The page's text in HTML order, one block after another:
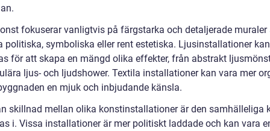
fokuserar vanligtvis på färgstarka och detaljerade muraler
politiska, symboliska eller rent estetiska. Ljusinstallationer kan
för att skapa en mängd olika effekter, från abstrakt
ljus- och ljudshower. Textila installationer kan vara mer
en mjuk och inbjudande känsla.
skillnad mellan olika konstinstallationer är den samhälleliga
i. Vissa installationer är mer politiskt laddade och kan vara